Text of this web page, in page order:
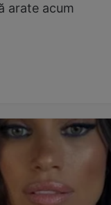
arate acum